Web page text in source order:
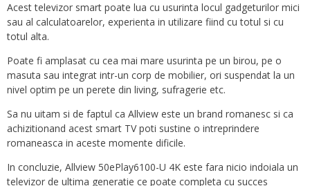
Acest televizor smart poate lua cu usurinta locul gadgeturilor mici
sau al calculatoarelor, experienta in utilizare fiind cu totul si cu
totul alta.
Poate fi amplasat cu cea mai mare usurinta pe un birou, pe o
masuta sau integrat intr-un corp de mobilier, ori suspendat la un
nivel optim pe un perete din living, sufragerie etc.
Sa nu uitam si de faptul ca Allview este un brand romanesc si ca
achizitionand acest smart TV poti sustine o intreprindere
romaneasca in aceste momente dificile.
In concluzie, Allview 50ePlay6100-U 4K este fara nicio indoiala un
televizor de ultima generatie ce poate completa cu succes